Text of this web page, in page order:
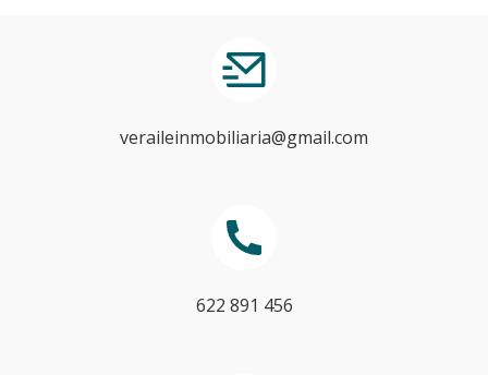
veraileinmobiliaria@gmail.com
622 891 456